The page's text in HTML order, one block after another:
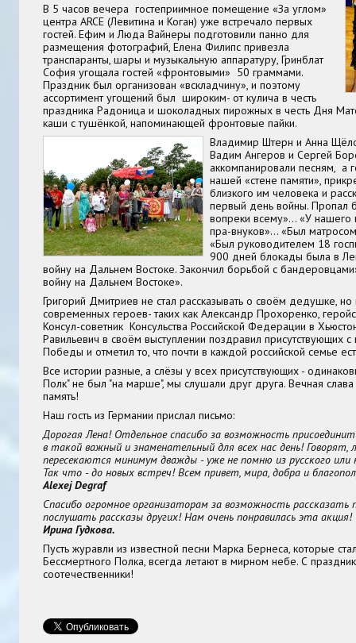
В 5 часов вечера гостеприимное помещение «За углом»
центра ARCE (Левитина и Коган) уже встречало первых
гостей. Ефим и Люда Вайнеры подготовили панно для
размещения фотографий, Елена Филипс привезла
транспаранты, шары и музыкальную аппаратуру, Гринблат
София угощала гостей «фронтовыми» 50 граммами.
Праздник был организован «вскладчину», и поэтому
ассортимент угощений был широким- от кулича в честь
праздника Радоница и шоколадных пирожных в честь Дня
каши с тушёнкой, напоминающей фронтовые пайки.
Владимир Штерн и Анна
Вадим Ангеров и Сергей
аккомпанировали песням, а
нашей «стене памяти»,
близкого им человека и
первый день войны. Пропал
вопреки всему»... «У
пра-внуков»... «Был
«Был руководителем 18
900 дней блокады была в
войну на Дальнем Востоке. Закончил борьбой с
войну на Дальнем Востоке».
Григорий Дмитриев не стал рассказывать о своём дедушке, но
современных героев- таких как Александр Прохоренко,
Консул-советник Консульства Российской Федерации в
Равильевич в своём выступлении поздравил присутствующих
Победы и отметил то, что почти в каждой российской семье
Все истории разные, а слёзы у всех присутствующих -
Полк" не был "на марше", мы слушали друг друга. Вечная
память!
Наш гость из Германии прислал письмо:
Дорогая Лена! Отдельное спасибо за возможность
в такой важный и знаменательный для всех нас день! Говорят,
пересекаются минимум дважды - уже не помню из русского или
Так что - до новых встреч! Всем привет, мира, добра и
Alexej Degraf
Спасибо огромное организаторам за возможность рассказать
послушать рассказы других! Нам очень понравилась эта акция!
Ирина Гудкова.
Пусть журавли из известной песни Марка Бернеса, которые
Бессмертного Полка, всегда летают в мирном небе. С
соотечественники!